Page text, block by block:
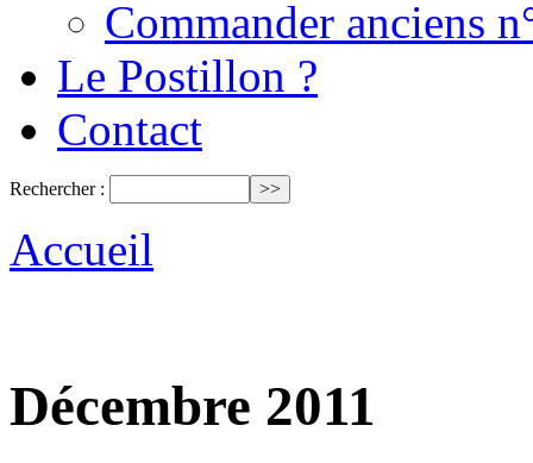
Commander anciens
Le Postillon ?
Contact
Rechercher :
Accueil
Décembre 2011